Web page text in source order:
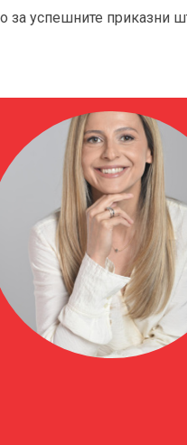
за успешните приказни